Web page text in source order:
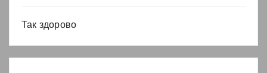
Так здорово